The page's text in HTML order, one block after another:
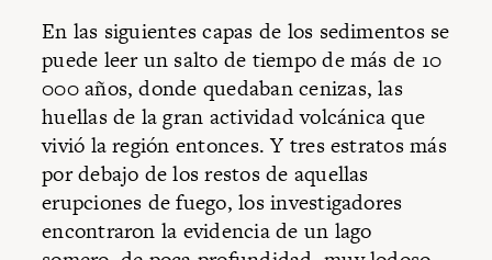
En las siguientes capas de los sedimentos se
puede leer un salto de tiempo de más de 10
000 años, donde quedaban cenizas, las
huellas de la gran actividad volcánica que
vivió la región entonces. Y tres estratos más
por debajo de los restos de aquellas
erupciones de fuego, los investigadores
encontraron la evidencia de un lago